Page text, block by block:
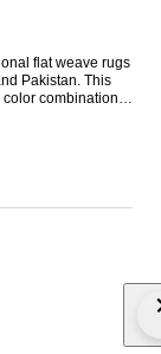
flat weave rugs
Pakistan. This
combinations
well with modern,
styles. With
with
technique,